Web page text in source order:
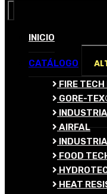
INICIO
CATÁLOGO
FIRE TECH
GORE-
AIRFAL
FOOD
HEAT